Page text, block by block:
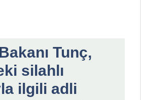
Tunç,
silahlı
ilgili adli